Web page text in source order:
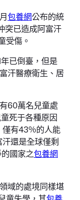
包養網公布的統
突已造成阿富汗
受傷。
已倒臺，但是
汗醫療衛生、居
60萬名兒童處
死于各種原因
僅有43％的人能
汗還是全球僅剩
國家之包養網
域的處境同樣堪